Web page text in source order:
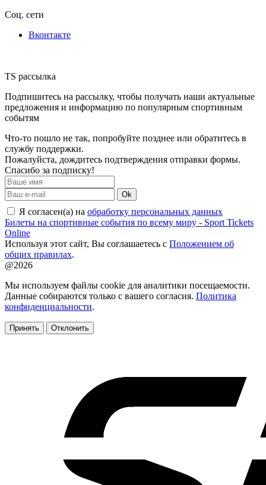
Соц. сети
Вконтакте
TS рассылка
Подпишитесь на рассылку, чтобы получать наши актуальные
предложения и информацию по популярным спортивным
событям
Что-то пошло не так, попробуйте позднее или обратитесь в
службу поддержки.
Пожалуйста, дождитесь подтверждения отправки формы.
Спасибо за подписку!
Ok
Я согласен(а) на обработку персональных данных
Билеты на спортивные события по всему миру - Sport Tickets
Online
Используя этот сайт, Вы соглашаетесь с Положением об
общих правилах.
@2026
Мы используем файлы cookie для аналитики посещаемости.
Данные собираются только с вашего согласия. Политика
конфиденциальности.
Принять Отклонить